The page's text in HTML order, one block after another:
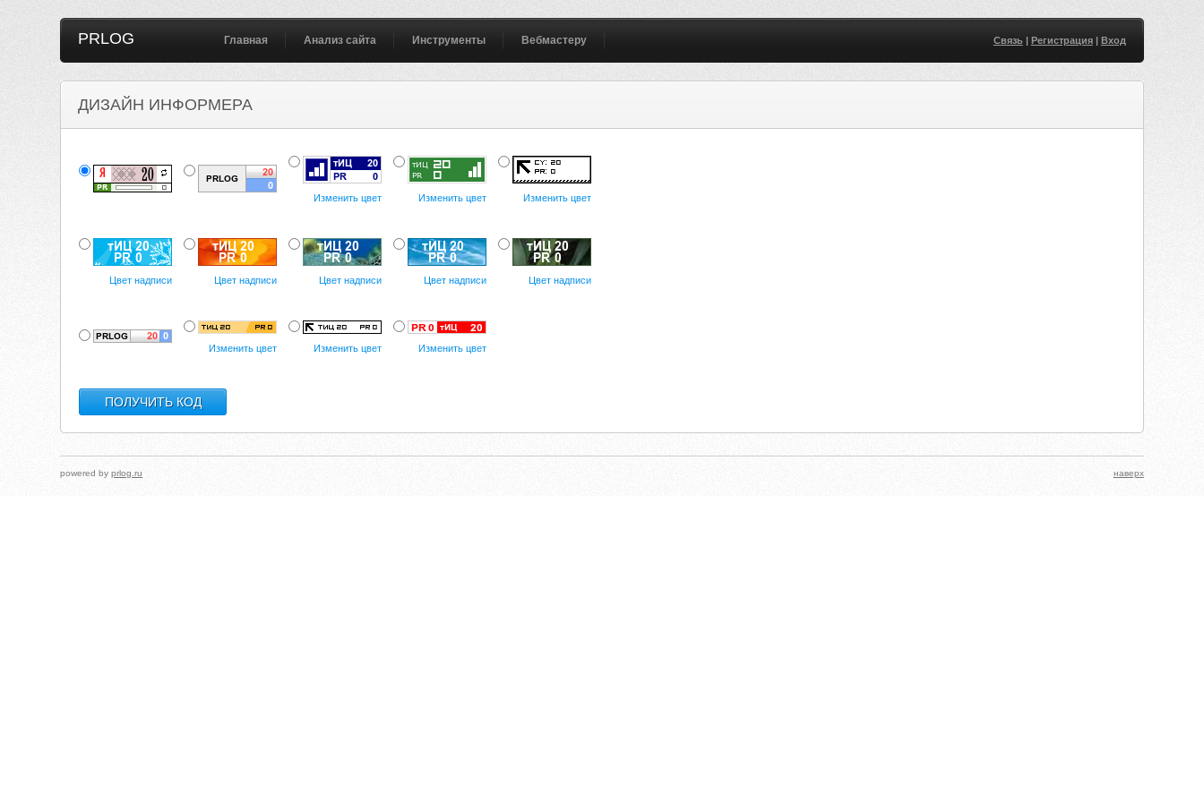
PRLOG Главная Анализ сайта Инструменты Вебмастеру Связь| Регистрация| Вход
ДИЗАЙН ИНФОРМЕРА
Изменить цвет Изменить цвет Изменить цвет
Цвет надписи Цвет надписи Цвет надписи Цвет надписи Цвет надписи
Изменить цвет Изменить цвет Изменить цвет
powered byprlog.ru наверх